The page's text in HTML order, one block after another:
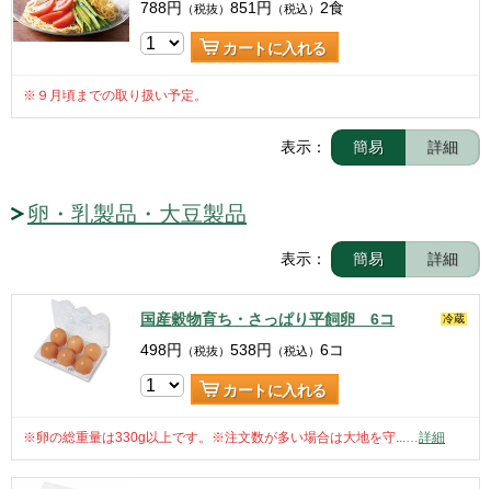
788円 （税抜） 851 円 （税込） 2食
カートに入れる
※９月頃までの取り扱い予定。
表示： 簡易 詳細
卵・乳製品・大豆製品
表示： 簡易 詳細
国産穀物育ち・さっぱり平飼卵 6コ 冷蔵
498円 （税抜） 538円 （税込） 6コ
カートに入れる
※卵の総重量は330g以上です。※注文数が多い場合は大地を守...…詳細